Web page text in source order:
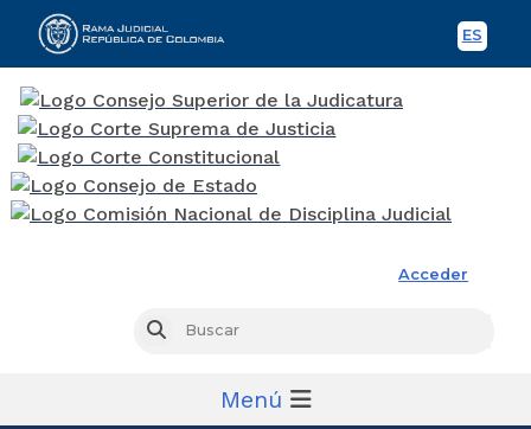
ES
Acceder
Buscar
Menú